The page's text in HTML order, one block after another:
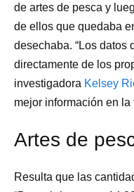
de artes de pesca y
de ellos que quedaba
desechaba. “Los datos
directamente de los
investigadora Kelsey
mejor información en la
Artes de
Resulta que las